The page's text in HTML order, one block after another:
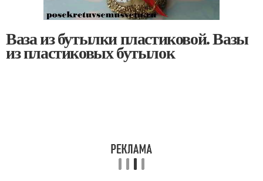
Ваза из бутылки пластиковой. Вазы
из пластиковых бутылок